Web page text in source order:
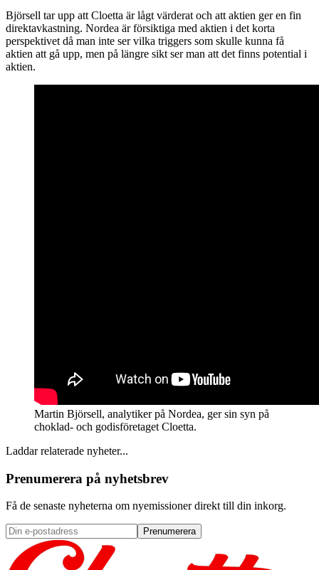
Björsell tar upp att Cloetta är lågt värderat och att aktien ger en fin
direktavkastning. Nordea är försiktiga med aktien i det korta
perspektivet då man inte ser vilka triggers som skulle kunna få
aktien att gå upp, men på längre sikt ser man att det finns potential i
aktien.
Martin Björsell, analytiker på Nordea, ger sin syn på
choklad- och godisföretaget Cloetta.
Laddar relaterade nyheter...
Prenumerera på nyhetsbrev
Få de senaste nyheterna om nyemissioner direkt till din inkorg.
Prenumerera